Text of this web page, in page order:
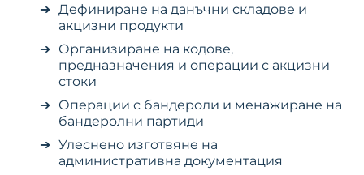
Дефиниране на данъчни складове и
акцизни продукти
Организиране на кодове,
предназначения и операции с акцизни
стоки
Операции с бандероли и менажиране на
бандеролни партиди
Улеснено изготвяне на
административна документация